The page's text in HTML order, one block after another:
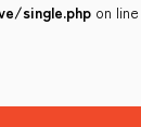
single.php on line